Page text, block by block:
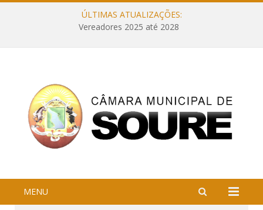
ÚLTIMAS ATUALIZAÇÕES:
Vereadores 2025 até 2028
MENU